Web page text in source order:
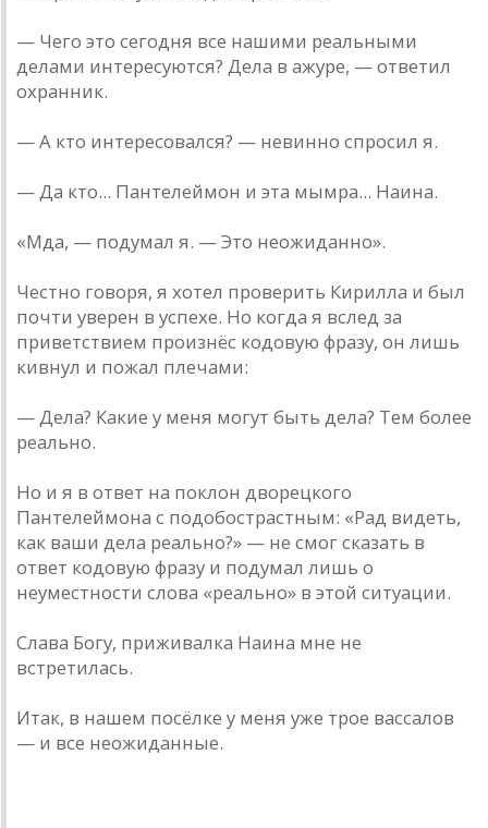
— Чего это сегодня все нашими реальными
делами интересуются? Дела в ажуре, — ответил
охранник.
— А кто интересовался? — невинно спросил я.
— Да кто... Пантелеймон и эта мымра... Наина.
«Мда, — подумал я. — Это неожиданно».
Честно говоря, я хотел проверить Кирилла и был
почти уверен в успехе. Но когда я вслед за
приветствием произнёс кодовую фразу, он лишь
кивнул и пожал плечами:
— Дела? Какие у меня могут быть дела? Тем более
реально.
Но и я в ответ на поклон дворецкого
Пантелеймона с подобострастным: «Рад видеть,
как ваши дела реально?» — не смог сказать в
ответ кодовую фразу и подумал лишь о
неуместности слова «реально» в этой ситуации.
Слава Богу, приживалка Наина мне не
встретилась.
Итак, в нашем посёлке у меня уже трое вассалов
— и все неожиданные.